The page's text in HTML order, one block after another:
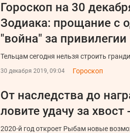
Гороскоп на 30
Зодиака: прощание с
"война" за привилегии
Тельцам сегодня нельзя строить
30 декабря 2019, 09:04 Гороскоп
От наследства до
ловите удачу за хвост
2020-й год откроет Рыбам новые